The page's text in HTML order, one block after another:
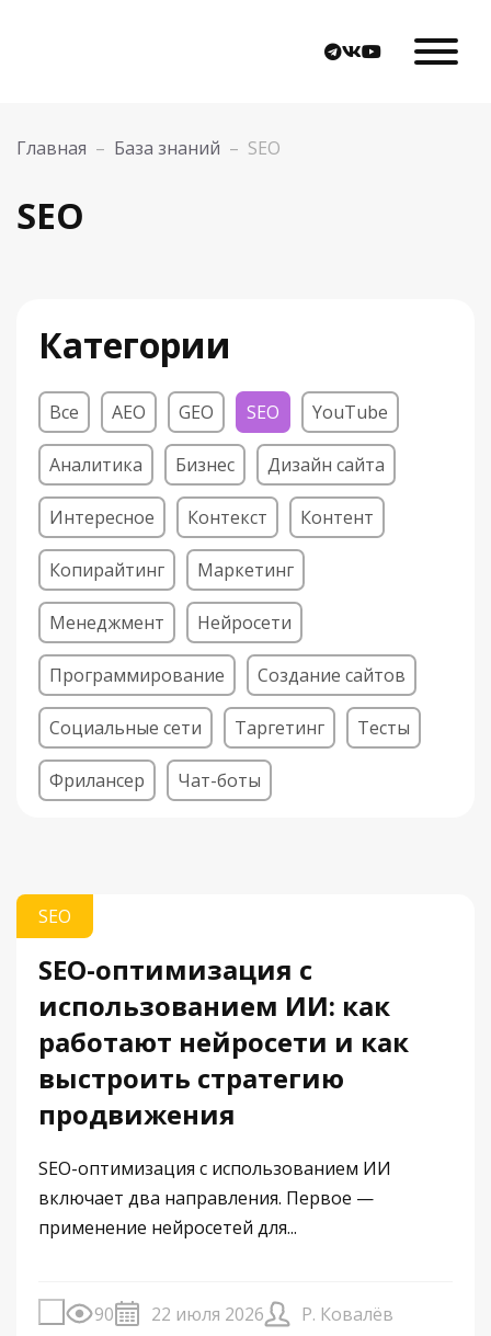
Главная – База знаний – SEO
SEO
SEO
SEO-оптимизация с
использованием ИИ: как
работают нейросети и как
выстроить стратегию
продвижения
SEO-оптимизация с использованием ИИ
включает два направления. Первое —
применение нейросетей для...
90 22 июля 2026 Р. Ковалёв
Категории
Все AEO GEO SEO YouTube
Аналитика Бизнес Дизайн сайта
Интересное Контекст Контент
Копирайтинг Маркетинг
Менеджмент Нейросети
Программирование Создание сайтов
Социальные сети Таргетинг Тесты
Фрилансер Чат-боты